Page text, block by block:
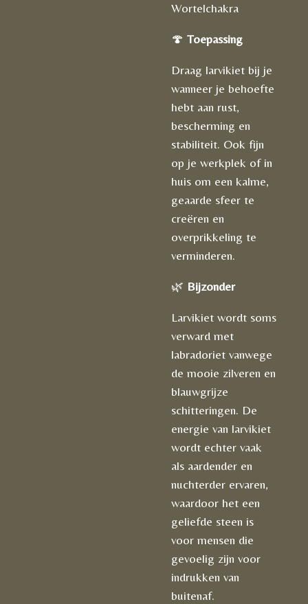
Wortelchakra
🍄 Toepassing
Draag larvikiet bij je
wanneer je behoefte
hebt aan rust,
bescherming en
stabiliteit. Ook fijn
op je werkplek of in
huis om een kalme,
geaarde sfeer te
creëren en
overprikkeling te
verminderen.
🌿 Bijzonder
Larvikiet wordt soms
verward met
labradoriet vanwege
de mooie zilveren en
blauwgrijze
schitteringen. De
energie van larvikiet
wordt echter vaak
als aardender en
nuchterder ervaren,
waardoor het een
geliefde steen is
voor mensen die
gevoelig zijn voor
indrukken van
buitenaf.